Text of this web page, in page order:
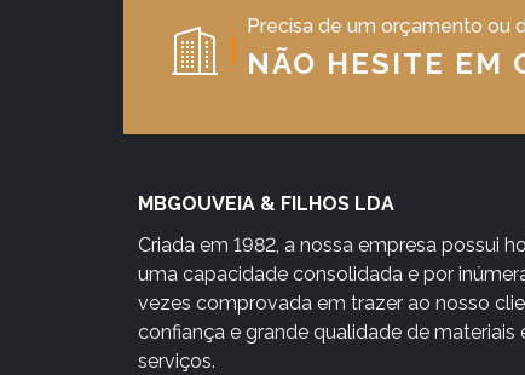
Precisa de um orçamento ou
NÃO HESITE EM
MBGOUVEIA & FILHOS LDA
Criada em 1982, a nossa empresa possui
uma capacidade consolidada e por
vezes comprovada em trazer ao nosso
confiança e grande qualidade de materiais
serviços.